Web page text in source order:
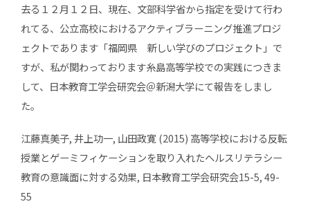
去る１２月１２日、現在、文部科学省から指定を受けて行わ
れてる、公立高校におけるアクティブラーニング推進プロジ
ェクトであります「福岡県 新しい学びのプロジェクト」で
すが、私が関わっております糸島高等学校での実践につきま
して、日本教育工学会研究会＠新潟大学にて報告をしまし
た。
江藤真美子, 井上功一, 山田政寛 (2015) 高等学校における反転
授業とゲーミフィケーションを取り入れたヘルスリテラシー
教育の意識面に対する効果, 日本教育工学会研究会15-5, 49-
55